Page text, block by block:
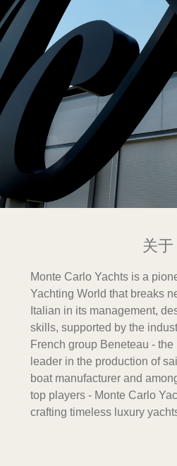
关于
Monte Carlo Yachts is a
Yachting World that breaks
Italian in its management,
skills, supported by the
French group Beneteau - the
leader in the production of
boat manufacturer and
top players - Monte Carlo
crafting timeless luxury